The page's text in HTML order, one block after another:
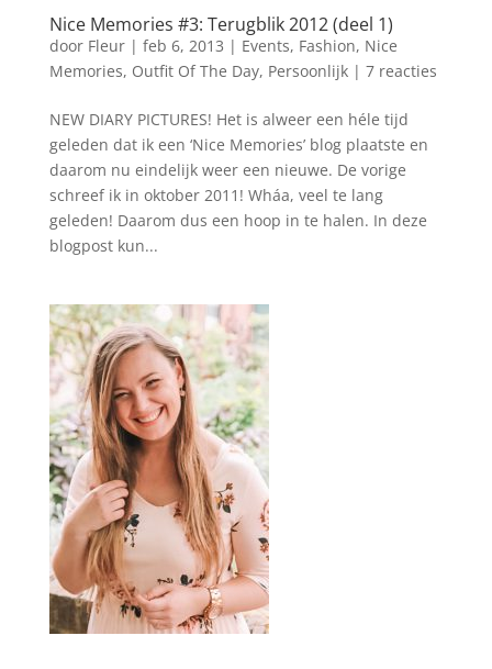
Nice Memories #3: Terugblik 2012 (deel 1)
door Fleur| feb 6, 2013 | Events, Fashion, Nice
Memories, Outfit Of The Day, Persoonlijk| 7 reacties
NEW DIARY PICTURES! Het is alweer een héle tijd
geleden dat ik een ‘Nice Memories’ blog plaatste en
daarom nu eindelijk weer een nieuwe. De vorige
schreef ik in oktober 2011! Wháa, veel te lang
geleden! Daarom dus een hoop in te halen. In deze
blogpost kun...